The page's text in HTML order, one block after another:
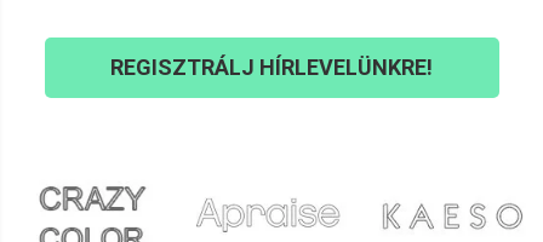
REGISZTRÁLJ HÍRLEVELÜNKRE!